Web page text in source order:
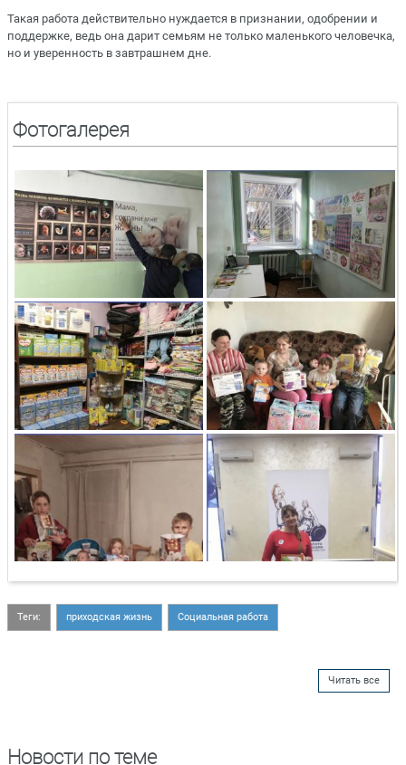
Такая работа действительно нуждается в признании, одобрении и
поддержке, ведь она дарит семьям не только маленького человечка,
но и уверенность в завтрашнем дне.
Фотогалерея
Теги: приходская жизнь Социальная работа
Читать все
Новости по теме